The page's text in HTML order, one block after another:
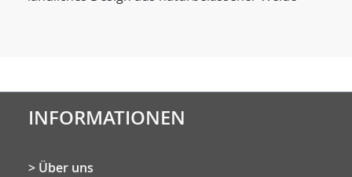
INFORMATIONEN
Über uns